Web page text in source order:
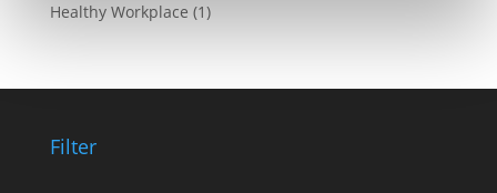
Healthy Workplace (1)
Filter